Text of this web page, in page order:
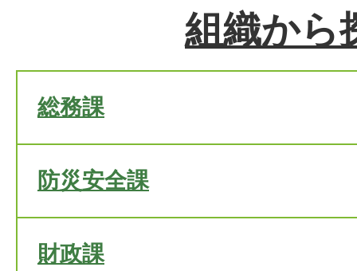
組織から
総務課
防災安全課
財政課